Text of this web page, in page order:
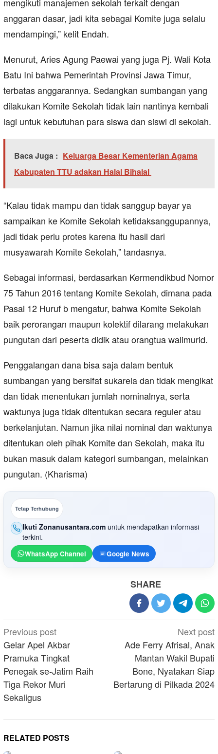
anggaran dasar, jadi kita sebagai Komite juga selalu
mendampingi,” kelit Endah.
Menurut, Aries Agung Paewai yang juga Pj. Wali Kota
Batu Ini bahwa Pemerintah Provinsi Jawa Timur,
terbatas anggarannya. Sedangkan sumbangan yang
dilakukan Komite Sekolah tidak lain nantinya kembali
lagi untuk kebutuhan para siswa dan siswi di sekolah.
Baca Juga : Keluarga Besar Kementerian Agama
Kabupaten TTU adakan Halal Bihalal
“Kalau tidak mampu dan tidak sanggup bayar ya
sampaikan ke Komite Sekolah ketidaksanggupannya,
jadi tidak perlu protes karena itu hasil dari
musyawarah Komite Sekolah,” tandasnya.
Sebagai informasi, berdasarkan Kermendikbud Nomor
75 Tahun 2016 tentang Komite Sekolah, dimana pada
Pasal 12 Huruf b mengatur, bahwa Komite Sekolah
baik perorangan maupun kolektif dilarang melakukan
pungutan dari peserta didik atau orangtua walimurid.
Penggalangan dana bisa saja dalam bentuk
sumbangan yang bersifat sukarela dan tidak mengikat
dan tidak menentukan jumlah nominalnya, serta
waktunya juga tidak ditentukan secara reguler atau
berkelanjutan. Namun jika nilai nominal dan waktunya
ditentukan oleh pihak Komite dan Sekolah, maka itu
bukan masuk dalam kategori sumbangan, melainkan
pungutan. (Kharisma)
Tetap Terhubung
Ikuti Zonanusantara.com untuk mendapatkan informasi
terkini.
WhatsApp Channel Google News
SHARE
Post
navigation
Previous post
Gelar Apel Akbar
Pramuka Tingkat
Penegak se-Jatim Raih
Tiga Rekor Muri
Sekaligus
Next post
Ade Ferry Afrisal, Anak
Mantan Wakil Bupati
Bone, Nyatakan Siap
Bertarung di Pilkada 2024
RELATED POSTS